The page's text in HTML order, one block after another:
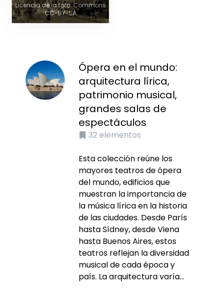
Licencia de la foto: Commons
CC-BY-SA
Ópera en el mundo:
arquitectura lírica,
patrimonio musical,
grandes salas de
espectáculos
32elementos
Esta colección reúne los
mayores teatros de ópera
del mundo, edificios que
muestran la importancia de
la música lírica en la historia
de las ciudades. Desde París
hasta Sídney, desde Viena
hasta Buenos Aires, estos
teatros reflejan la diversidad
musical de cada época y
país. La arquitectura varía...